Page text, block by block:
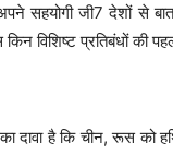
सहयोगी जी7 देशों से
विशिष्ट प्रतिबंधों की
दावा है कि चीन, रूस को